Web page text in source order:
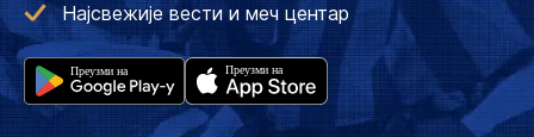
Најсвежије вести и меч центар